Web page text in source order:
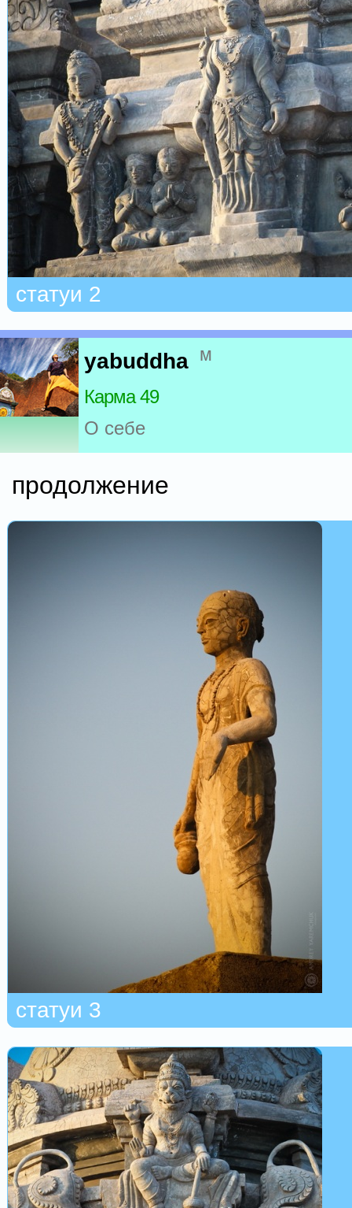
статуи 2
yabuddha м
Карма 49
О себе
продолжение
статуи 3